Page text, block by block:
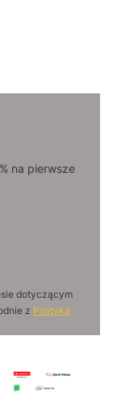
na pierwsze
dotyczącym
z Polityką